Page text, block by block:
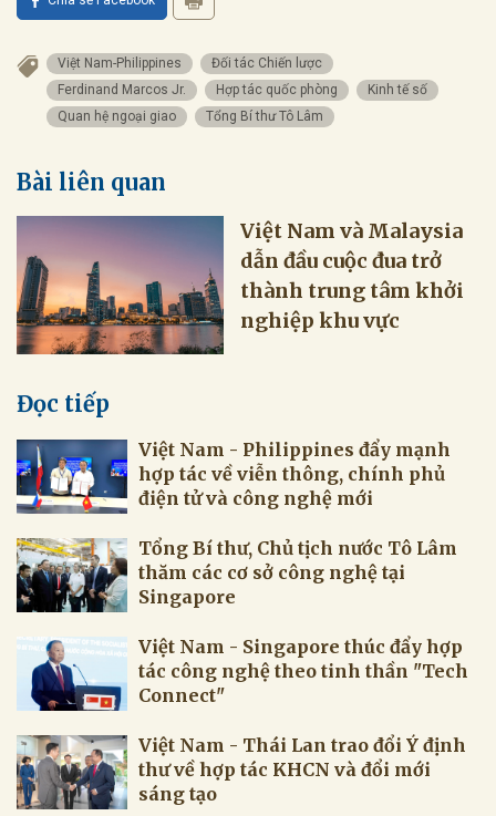
Việt Nam-Philippines
Đối tác Chiến lược
Ferdinand Marcos Jr.
Hợp tác quốc phòng
Kinh tế số
Quan hệ ngoại giao
Tổng Bí thư Tô Lâm
Bài liên quan
Việt Nam và Malaysia
dẫn đầu cuộc đua trở
thành trung tâm khởi
nghiệp khu vực
Đọc tiếp
Việt Nam - Philippines đẩy mạnh
hợp tác về viễn thông, chính phủ
điện tử và công nghệ mới
Tổng Bí thư, Chủ tịch nước Tô Lâm
thăm các cơ sở công nghệ tại
Singapore
Việt Nam - Singapore thúc đẩy hợp
tác công nghệ theo tinh thần "Tech
Connect"
Việt Nam - Thái Lan trao đổi Ý định
thư về hợp tác KHCN và đổi mới
sáng tạo